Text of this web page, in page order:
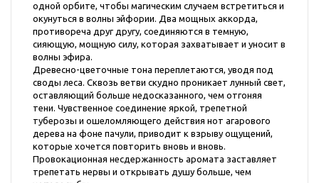
одной орбите, чтобы магическим случаем встретиться и
окунуться в волны эйфории. Два мощных аккорда,
противореча друг другу, соединяются в темную,
сияющую, мощную силу, которая захватывает и уносит в
волны эфира.
Древесно-цветочные тона переплетаются, уводя под
своды леса. Сквозь ветви скудно проникает лунный свет,
оставляющий больше недосказанного, чем отгоняя
тени. Чувственное соединение яркой, трепетной
туберозы и ошеломляющего действия нот агарового
дерева на фоне пачули, приводит к взрыву ощущений,
которые хочется повторить вновь и вновь.
Провокационная несдержанность аромата заставляет
трепетать нервы и открывать душу больше, чем